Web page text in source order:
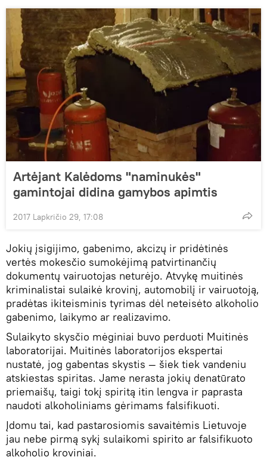
Artėjant Kalėdoms "naminukės"
gamintojai didina gamybos apimtis
2017 Lapkričio 29, 17:08
Jokių įsigijimo, gabenimo, akcizų ir pridėtinės
vertės mokesčio sumokėjimą patvirtinančių
dokumentų vairuotojas neturėjo. Atvykę muitinės
kriminalistai sulaikė krovinį, automobilį ir vairuotoją,
pradėtas ikiteisminis tyrimas dėl neteisėto alkoholio
gabenimo, laikymo ar realizavimo.
Sulaikyto skysčio mėginiai buvo perduoti Muitinės
laboratorijai. Muitinės laboratorijos ekspertai
nustatė, jog gabentas skystis — šiek tiek vandeniu
atskiestas spiritas. Jame nerasta jokių denatūrato
priemaišų, taigi tokį spiritą itin lengva ir paprasta
naudoti alkoholiniams gėrimams falsifikuoti.
Įdomu tai, kad pastarosiomis savaitėmis Lietuvoje
jau nebe pirmą sykį sulaikomi spirito ar falsifikuoto
alkoholio kroviniai.